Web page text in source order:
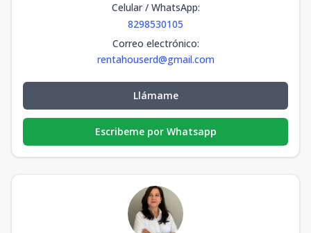
Celular / WhatsApp:
8298530105
Correo electrónico:
rentahouserd@gmail.com
Llámame
Escribeme por Whatsapp